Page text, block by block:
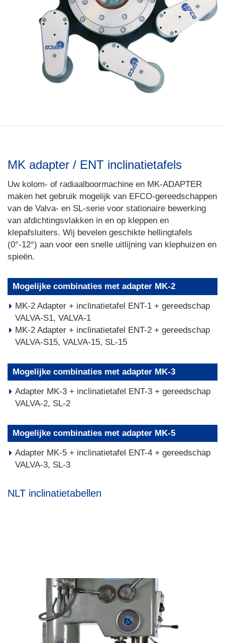
MK adapter / ENT inclinatietafels
Uw kolom- of radiaalboormachine en MK-ADAPTER
maken het gebruik mogelijk van EFCO-gereedschappen
van de Valva- en SL-serie voor stationaire bewerking
van afdichtingsvlakken in en op kleppen en
klepafsluiters. Wij bevelen geschikte hellingtafels
(0°-12°) aan voor een snelle uitlijning van klephuizen en
spieën.
Mogelijke combinaties met adapter MK-2
MK-2 Adapter + inclinatietafel ENT-1 + gereedschap
VALVA-S1, VALVA-1
MK-2 Adapter + inclinatietafel ENT-2 + gereedschap
VALVA-S15, VALVA-15, SL-15
Mogelijke combinaties met adapter MK-3
Adapter MK-3 + inclinatietafel ENT-3 + gereedschap
VALVA-2, SL-2
Mogelijke combinaties met adapter MK-5
Adapter MK-5 + inclinatietafel ENT-4 + gereedschap
VALVA-3, SL-3
NLT inclinatietabellen